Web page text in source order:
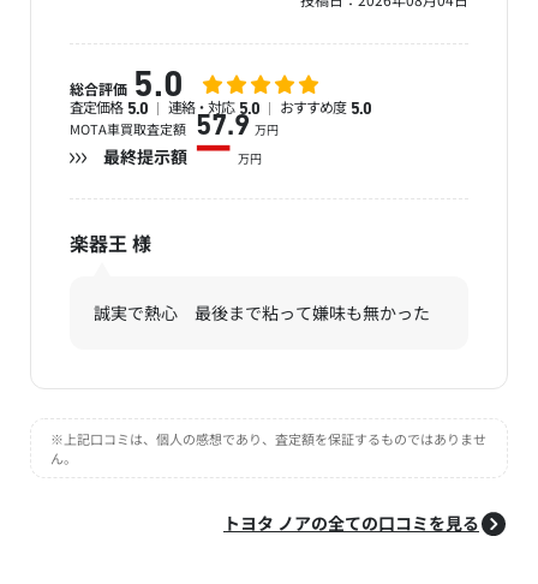
総合評価 5.0
査定価格 5.0 連絡・対応 5.0 おすすめ度 5.0
MOTA車買取査定額 57.9 万円
最終提示額 ー 万円
楽器王様
誠実で熱心 最後まで粘って嫌味も無かった
※上記口コミは、個人の感想であり、査定額を保証するものではありませ
ん。
トヨタ ノアの全ての口コミを見る